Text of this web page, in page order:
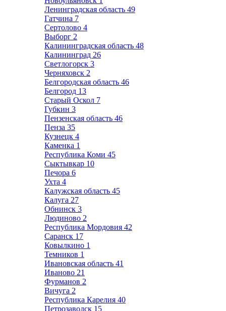
Ленинградская область 49
Гатчина 7
Сертолово 4
Выборг 2
Калининградская область 48
Калининград 26
Светлогорск 3
Черняховск 2
Белгородская область 46
Белгород 13
Старый Оскол 7
Губкин 3
Пензенская область 46
Пенза 35
Кузнецк 4
Каменка 1
Республика Коми 45
Сыктывкар 10
Печора 6
Ухта 4
Калужская область 45
Калуга 27
Обнинск 3
Людиново 2
Республика Мордовия 42
Саранск 17
Ковылкино 1
Темников 1
Ивановская область 41
Иваново 21
Фурманов 2
Вичуга 2
Республика Карелия 40
Петрозаводск 15